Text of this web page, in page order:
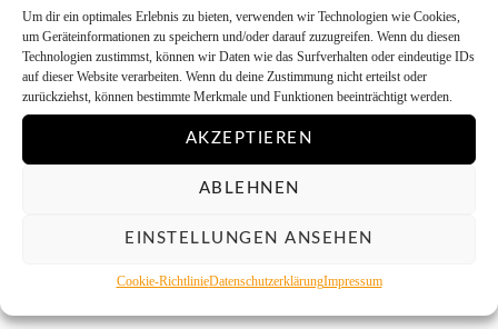
Um dir ein optimales Erlebnis zu bieten, verwenden wir Technologien wie Cookies,
um Geräteinformationen zu speichern und/oder darauf zuzugreifen. Wenn du diesen
Technologien zustimmst, können wir Daten wie das Surfverhalten oder eindeutige IDs
auf dieser Website verarbeiten. Wenn du deine Zustimmung nicht erteilst oder
zurückziehst, können bestimmte Merkmale und Funktionen beeinträchtigt werden.
AKZEPTIEREN
ABLEHNEN
EINSTELLUNGEN ANSEHEN
Cookie-RichtlinieDatenschutzerklärungImpressum